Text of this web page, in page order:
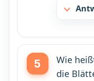
Wie
die